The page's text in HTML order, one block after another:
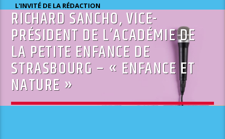
L'INVITÉ DE LA RÉDACTION
RICHARD SANCHO, VICE-
PRÉSIDENT DE L’ACADÉMIE DE
LA PETITE ENFANCE DE
STRASBOURG – « ENFANCE ET
NATURE »